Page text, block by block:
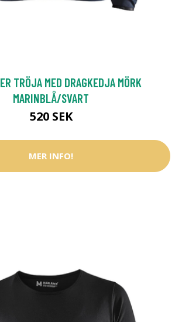
TRÖJA MED DRAGKEDJA MÖRK
MARINBLÅ/SVART
520 SEK
MER INFO!